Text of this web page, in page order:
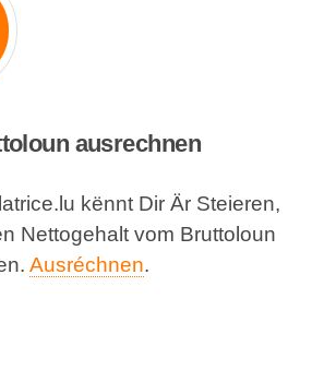
ausrechnen
kënnt Dir Är Steieren,
Nettogehalt vom Bruttoloun
Ausréchnen.